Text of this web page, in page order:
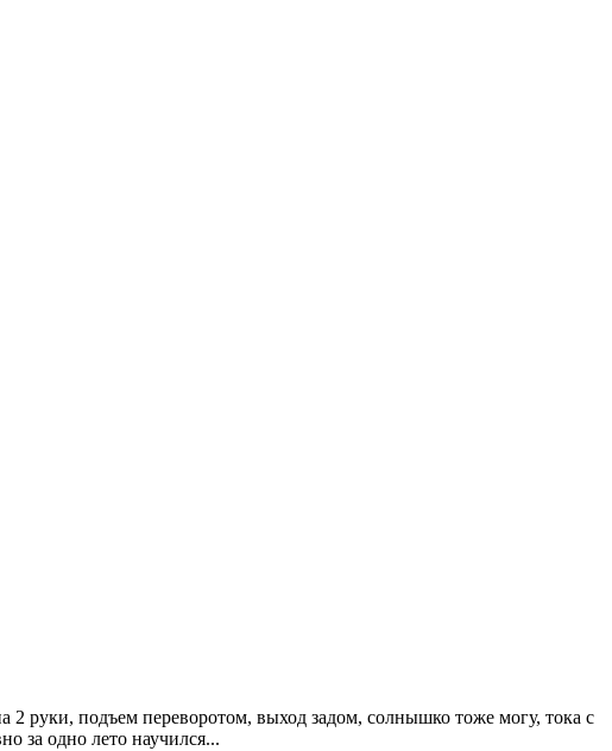
2 руки, подъем переворотом, выход задом, солнышко тоже могу, тока с
за одно лето научился...